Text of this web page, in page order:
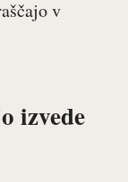
v
izvede